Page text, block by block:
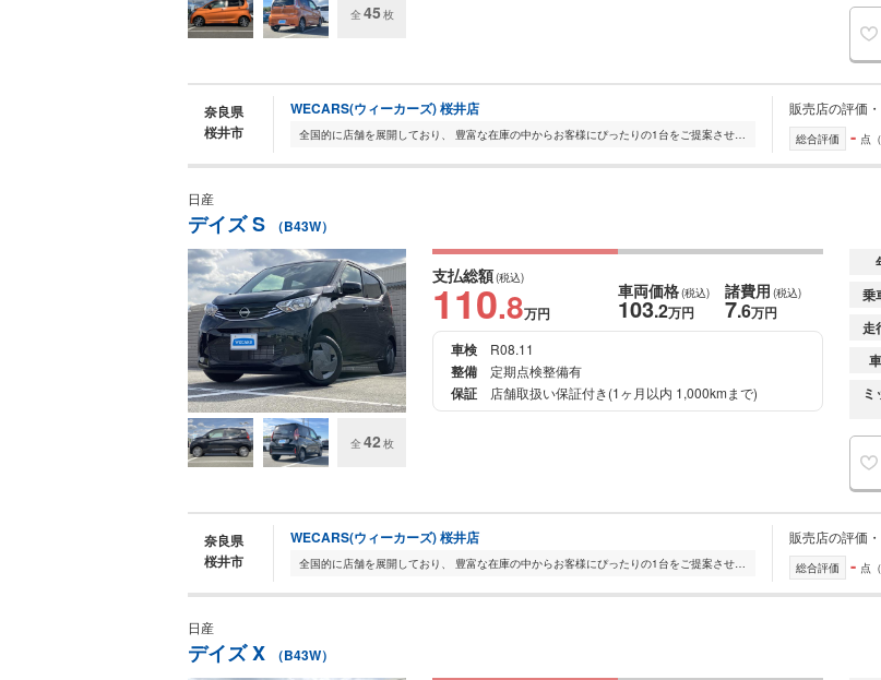
全 45枚
奈良県
桜井市
WECARS(ウィーカーズ) 桜井店
全国的に店舗を展開しており、 豊富な在庫の中からお客様にぴったりの1台をご提案させていただきます。 国産車から輸入車まで幅広く取り扱っており、 登録済未使用車や...
販売店の評価
総合評価 - 点（
日産
デイズ S （B43W）
全 42 枚
支払総額(税込)
110.8万円
車両価格(税込)
103.2万円
諸費用 (税込)
7.6万円
車検
R08.11
整備 定期点検整備有
保証 店舗取扱い保証付き(1ヶ月以内 1,000kmまで)
乗
走
ミ
奈良県
桜井市
WECARS(ウィーカーズ) 桜井店
全国的に店舗を展開しており、 豊富な在庫の中からお客様にぴったりの1台をご提案させていただきます。 国産車から輸入車まで幅広く取り扱っており、 登録済未使用車や...
販売店の評価
総合評価 - 点（
日産
デイズ X （B43W）